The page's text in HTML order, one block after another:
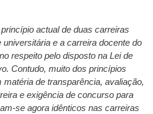
actual de duas carreiras
e a carreira docente do
respeito pelo disposto na Lei de
Contudo, muito dos princípios
de transparência, avaliação,
e exigência de concurso para
se agora idênticos nas carreiras